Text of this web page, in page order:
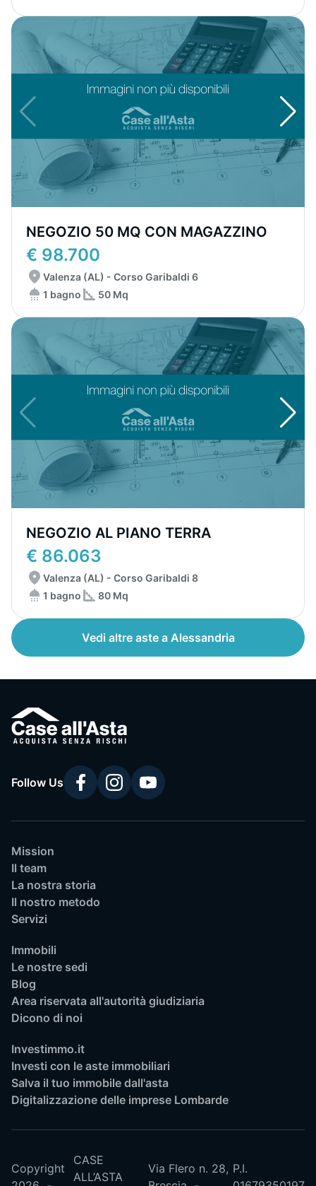
NEGOZIO 50 MQ CON MAGAZZINO
€ 98.700
Valenza (AL) - Corso Garibaldi 6
1 bagno
50 Mq
NEGOZIO AL PIANO TERRA
€ 86.063
Valenza (AL) - Corso Garibaldi 8
1 bagno
80 Mq
Vedi altre aste a Alessandria
Follow Us
Mission
Il team
La nostra storia
Il nostro metodo
Servizi
Immobili
Le nostre sedi
Blog
Area riservata all'autorità giudiziaria
Dicono di noi
Investimmo.it
Investi con le aste immobiliari
Salva il tuo immobile dall'asta
Digitalizzazione delle imprese Lombarde
Copyright
CASE
ALL’ASTA
Via Flero n. 28, P.I.